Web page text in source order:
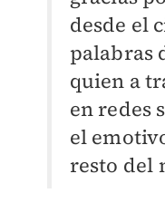
desde el
palabras
quien a
en redes
el
resto del